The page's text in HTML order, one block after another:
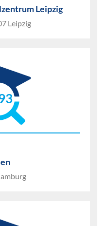
Leipzig
Leipzig